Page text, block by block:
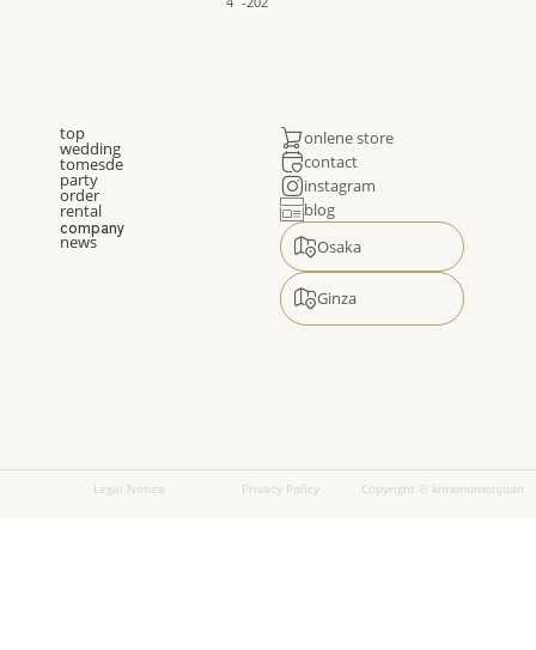
onlene store
contact
instagram
blog
Osaka
Ginza
top
wedding
tomesde
party
order
rental
company
news
Legal Notice Privacy Policy Copyright © kimonomonjuan